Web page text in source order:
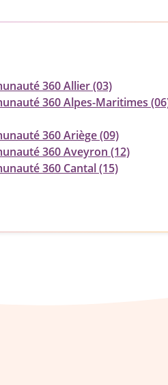
360 Allier (03)
360 Alpes-Maritimes
360 Ariège (09)
360 Aveyron (12)
360 Cantal (15)